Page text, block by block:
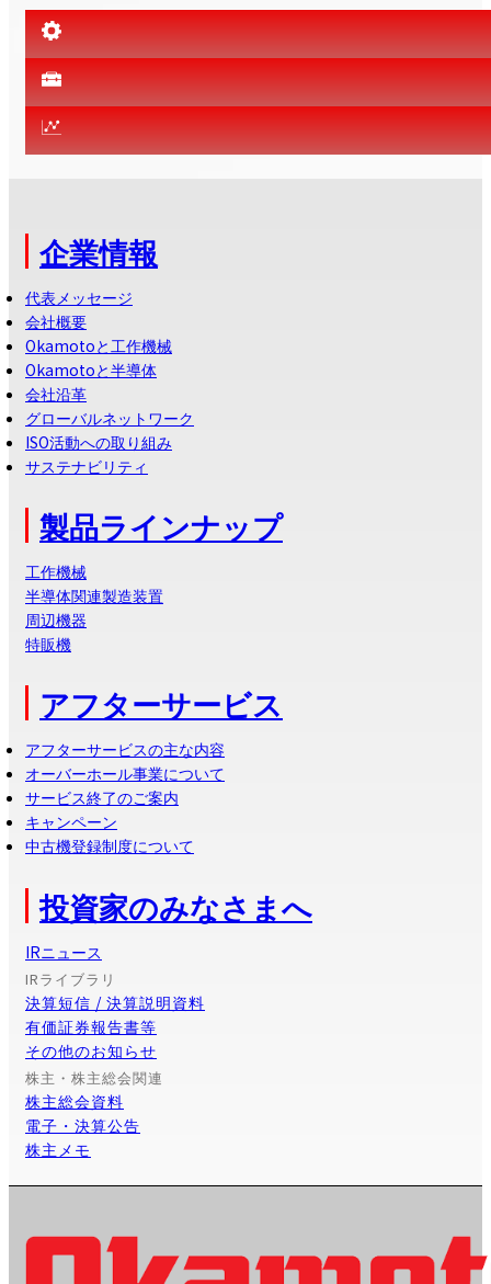
企業情報
代表メッセージ
会社概要
Okamotoと工作機械
Okamotoと半導体
会社沿革
グローバルネットワーク
ISO活動への取り組み
サステナビリティ
製品ラインナップ
工作機械
半導体関連製造装置
周辺機器
特販機
アフターサービス
アフターサービスの主な内容
オーバーホール事業について
サービス終了のご案内
キャンペーン
中古機登録制度について
投資家のみなさまへ
IRニュース
IRライブラリ
決算短信 / 決算説明資料
有価証券報告書等
その他のお知らせ
株主・株主総会関連
株主総会資料
電子・決算公告
株主メモ